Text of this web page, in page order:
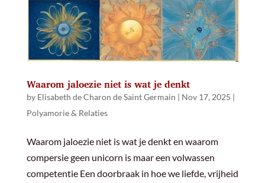
Waarom jaloezie niet is wat je denkt
by Elisabeth de Charon de Saint Germain | Nov 17, 2025 |
Polyamorie & Relaties
Waarom jaloezie niet is wat je denkt en waarom
compersie geen unicorn is maar een volwassen
competentie Een doorbraak in hoe we liefde, vrijheid